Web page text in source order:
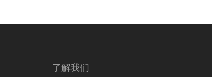
了解我们